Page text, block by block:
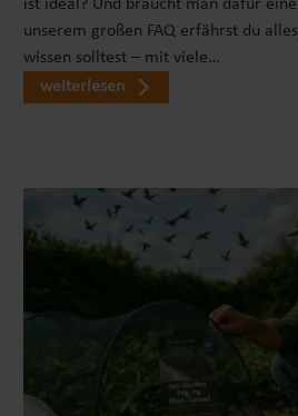
ist ideal? Und braucht man dafür
unserem großen FAQ erfährst du
wissen solltest – mit viele…
weiterlesen